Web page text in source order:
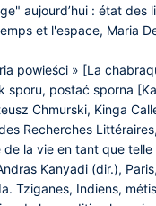
aujourd’hui : état des
et l'espace, Maria
powieści » [La
sporu, postać sporna
Chmurski, Kinga
Recherches
la vie en tant que
Kanyadi (dir.),
Tziganes, Indiens,